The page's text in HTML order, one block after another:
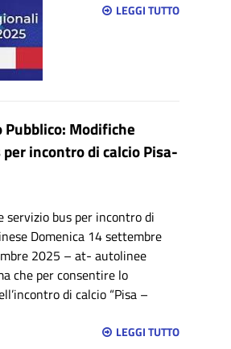
LEGGI TUTTO
Pubblico: Modifiche
incontro di calcio Pisa-
servizio bus per incontro di
Domenica 14 settembre
2025 – at- autolinee
che per consentire lo
di calcio “Pisa –
LEGGI TUTTO